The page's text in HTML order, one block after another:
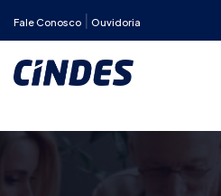
Fale Conosco Ouvidoria